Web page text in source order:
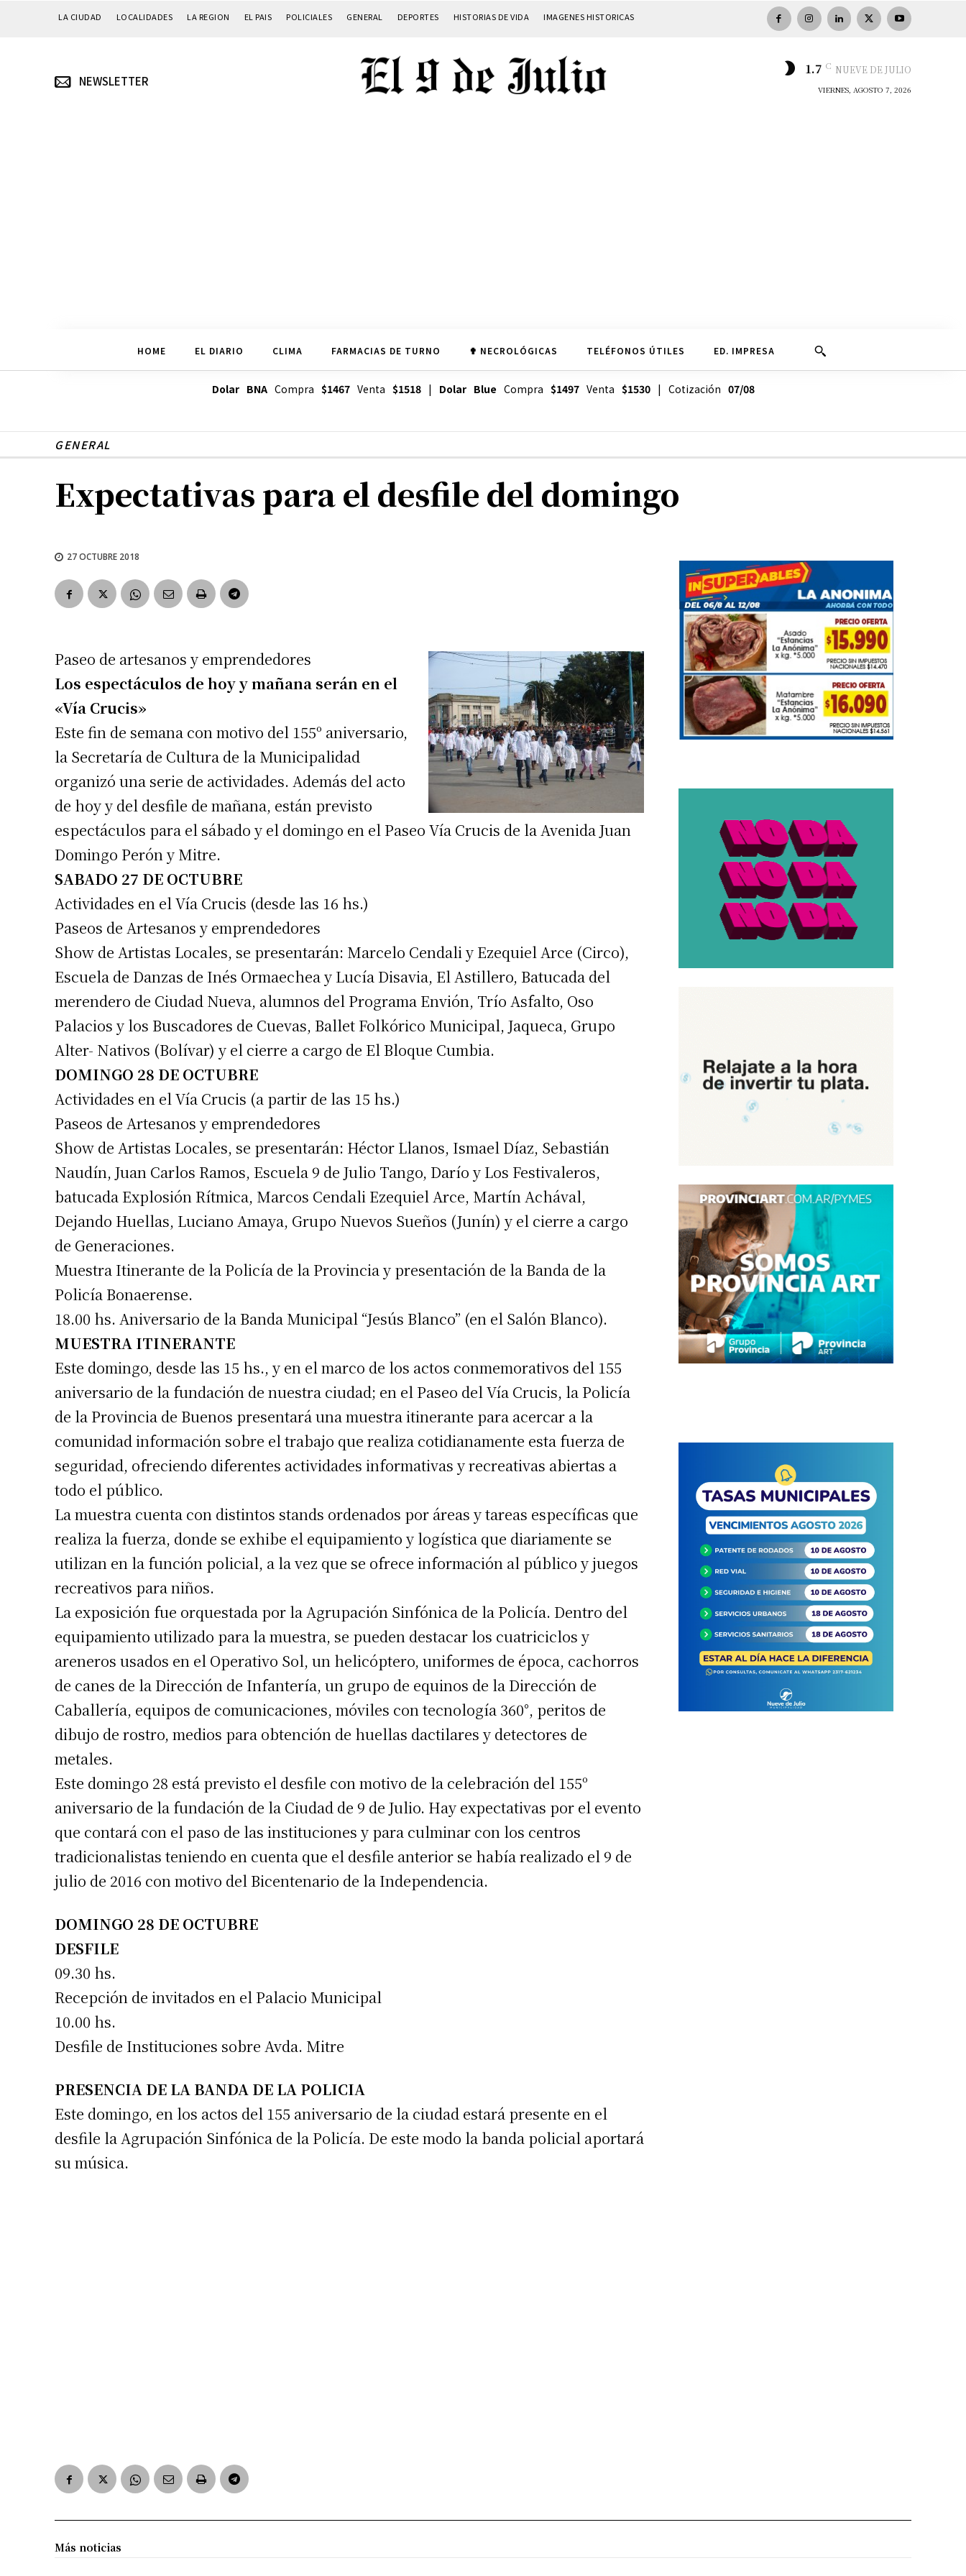
*Requerido
Dirección de correo electrónico *
LA CIUDAD LOCALIDADES LA REGION EL PAIS POLICIALES GENERAL DEPORTES HISTORIAS DE VIDA IMAGENES HISTORICAS
NEWSLETTER
1.7 C NUEVE DE JULIO
VIERNES, AGOSTO 7, 2026
HOME EL DIARIO CLIMA FARMACIAS DE TURNO ✟ NECROLÓGICAS TELÉFONOS ÚTILES ED. IMPRESA
Dolar BNACompra $1467Venta $1518| Dolar Blue Compra $1497Venta $1530| Cotización 07/08
GENERAL
Expectativas para el desfile del domingo
27 OCTUBRE 2018
Paseo de artesanos y emprendedores
Los espectáculos de hoy y mañana serán en el
«Vía Crucis»
Este fin de semana con motivo del 155º aniversario,
la Secretaría de Cultura de la Municipalidad
organizó una serie de actividades. Además del acto
de hoy y del desfile de mañana, están previsto
espectáculos para el sábado y el domingo en el Paseo Vía Crucis de la Avenida Juan
Domingo Perón y Mitre.
SABADO 27 DE OCTUBRE
Actividades en el Vía Crucis (desde las 16 hs.)
Paseos de Artesanos y emprendedores
Show de Artistas Locales, se presentarán: Marcelo Cendali y Ezequiel Arce (Circo),
Escuela de Danzas de Inés Ormaechea y Lucía Disavia, El Astillero, Batucada del
merendero de Ciudad Nueva, alumnos del Programa Envión, Trío Asfalto, Oso
Palacios y los Buscadores de Cuevas, Ballet Folkórico Municipal, Jaqueca, Grupo
Alter- Nativos (Bolívar) y el cierre a cargo de El Bloque Cumbia.
DOMINGO 28 DE OCTUBRE
Actividades en el Vía Crucis (a partir de las 15 hs.)
Paseos de Artesanos y emprendedores
Show de Artistas Locales, se presentarán: Héctor Llanos, Ismael Díaz, Sebastián
Naudín, Juan Carlos Ramos, Escuela 9 de Julio Tango, Darío y Los Festivaleros,
batucada Explosión Rítmica, Marcos Cendali Ezequiel Arce, Martín Achával,
Dejando Huellas, Luciano Amaya, Grupo Nuevos Sueños (Junín) y el cierre a cargo
de Generaciones.
Muestra Itinerante de la Policía de la Provincia y presentación de la Banda de la
Policía Bonaerense.
18.00 hs. Aniversario de la Banda Municipal “Jesús Blanco” (en el Salón Blanco).
MUESTRA ITINERANTE
Este domingo, desde las 15 hs., y en el marco de los actos conmemorativos del 155
aniversario de la fundación de nuestra ciudad; en el Paseo del Vía Crucis, la Policía
de la Provincia de Buenos presentará una muestra itinerante para acercar a la
comunidad información sobre el trabajo que realiza cotidianamente esta fuerza de
seguridad, ofreciendo diferentes actividades informativas y recreativas abiertas a
todo el público.
La muestra cuenta con distintos stands ordenados por áreas y tareas específicas que
realiza la fuerza, donde se exhibe el equipamiento y logística que diariamente se
utilizan en la función policial, a la vez que se ofrece información al público y juegos
recreativos para niños.
La exposición fue orquestada por la Agrupación Sinfónica de la Policía. Dentro del
equipamiento utilizado para la muestra, se pueden destacar los cuatriciclos y
areneros usados en el Operativo Sol, un helicóptero, uniformes de época, cachorros
de canes de la Dirección de Infantería, un grupo de equinos de la Dirección de
Caballería, equipos de comunicaciones, móviles con tecnología 360°, peritos de
dibujo de rostro, medios para obtención de huellas dactilares y detectores de
metales.
Este domingo 28 está previsto el desfile con motivo de la celebración del 155º
aniversario de la fundación de la Ciudad de 9 de Julio. Hay expectativas por el evento
que contará con el paso de las instituciones y para culminar con los centros
tradicionalistas teniendo en cuenta que el desfile anterior se había realizado el 9 de
julio de 2016 con motivo del Bicentenario de la Independencia.
DOMINGO 28 DE OCTUBRE
DESFILE
09.30 hs.
Recepción de invitados en el Palacio Municipal
10.00 hs.
Desfile de Instituciones sobre Avda. Mitre
PRESENCIA DE LA BANDA DE LA POLICIA
Este domingo, en los actos del 155 aniversario de la ciudad estará presente en el
desfile la Agrupación Sinfónica de la Policía. De este modo la banda policial aportará
su música.
Más noticias